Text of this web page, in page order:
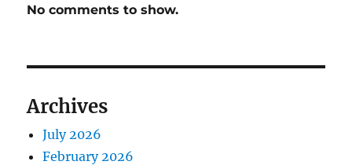
No comments to show.
Archives
July 2026
February 2026